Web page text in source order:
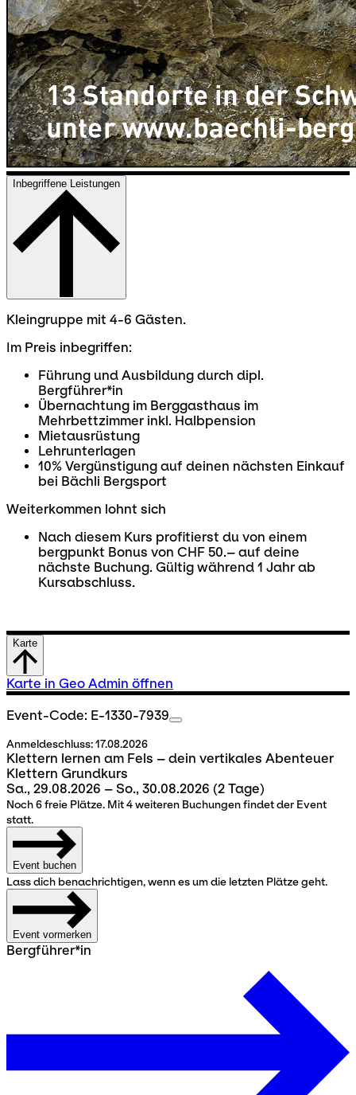
Inbegriffene Leistungen
Kleingruppe mit 4-6 Gästen.
Im Preis inbegriffen:
Führung und Ausbildung durch dipl.
Bergführer*in
Übernachtung im Berggasthaus im
Mehrbettzimmer inkl. Halbpension
Mietausrüstung
Lehrunterlagen
10% Vergünstigung auf deinen nächsten Einkauf
bei Bächli Bergsport
Weiterkommen lohnt sich
Nach diesem Kurs profitierst du von einem
bergpunkt Bonus von CHF 50.– auf deine
nächste Buchung. Gültig während 1 Jahr ab
Kursabschluss.
Karte
Karte in Geo Admin öffnen
Event-Code: E-1330-7939
Anmeldeschluss:17.08.2026
Klettern lernen am Fels – dein vertikales Abenteuer
Klettern Grundkurs
Sa., 29.08.2026 – So., 30.08.2026 (2 Tage)
Noch 6 freie Plätze. Mit 4 weiteren Buchungen findet der Event
statt.
Event buchen
Lass dich benachrichtigen, wenn es um die letzten Plätze geht.
Event vormerken
Bergführer*in